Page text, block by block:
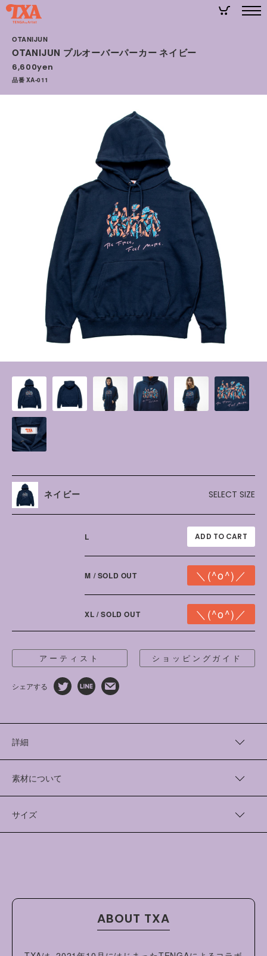
OTANIJUN
OTANIJUN プルオーバーパーカー ネイビー
6,600yen
品番 XA-011
ネイビー SELECT SIZE
L
M / SOLD OUT
XL / SOLD OUT
アーティスト ショッピングガイド
シェアする
詳細
素材のプルオーバーパーカーを制作しました。
を共感できている様子がデザインに込められています。
OTANIJUN/オタニじゅん
り続けるグラフィックアーティスト。その他グラフィックデザ
素材について
サイズ
ABOUT TXA